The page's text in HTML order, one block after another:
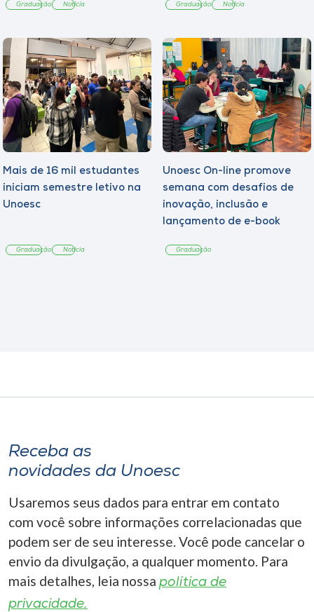
Graduação Notícia Graduação Notícia
Mais de 16 mil estudantes
iniciam semestre letivo na
Unoesc
Graduação Notícia
Unoesc On-line promove
semana com desafios de
inovação, inclusão e
lançamento de e-book
Graduação
Receba as
novidades da Unoesc
Usaremos seus dados para entrar em contato
com você sobre informações correlacionadas que
podem ser de seu interesse. Você pode cancelar o
envio da divulgação, a qualquer momento. Para
mais detalhes, leia nossa política de
privacidade.